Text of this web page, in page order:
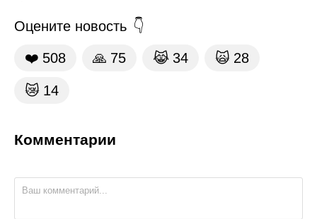
Оцените новость
❤️ 508 🙏 75 😹 34 🙀 28
😿 14
Комментарии